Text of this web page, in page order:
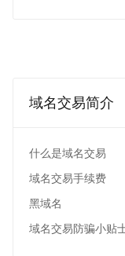
域名交易简介
什么是域名交易
域名交易手续费
黑域名
域名交易防骗小贴